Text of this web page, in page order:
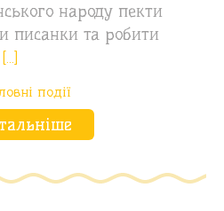
народу пекти
писанки та робити
[…]
події